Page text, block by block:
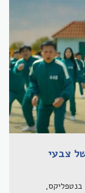
צבעי
בנטפליקס,